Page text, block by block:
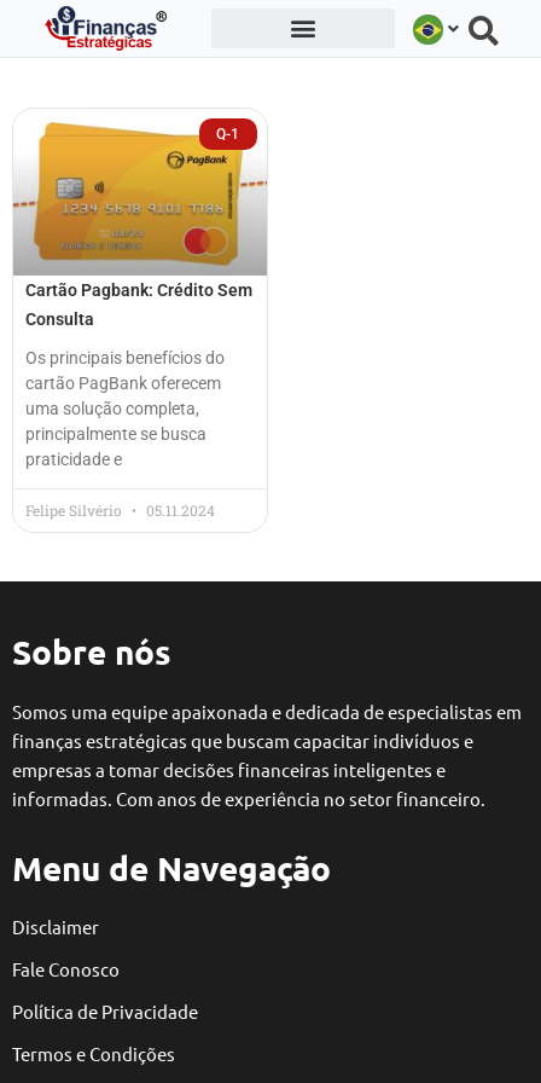
Q-1
Cartão Pagbank: Crédito Sem
Consulta
Os principais benefícios do
cartão PagBank oferecem
uma solução completa,
principalmente se busca
praticidade e
Felipe Silvério 05.11.2024
Sobre nós
Somos uma equipe apaixonada e dedicada de especialistas em
finanças estratégicas que buscam capacitar indivíduos e
empresas a tomar decisões financeiras inteligentes e
informadas. Com anos de experiência no setor financeiro.
Menu de Navegação
Disclaimer
Fale Conosco
Política de Privacidade
Termos e Condições